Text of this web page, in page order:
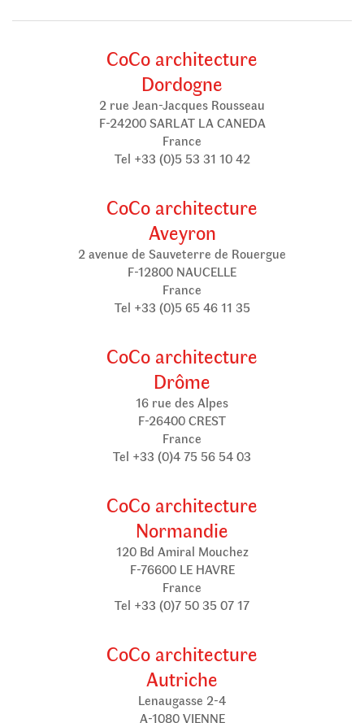
CoCo architecture
Dordogne
2 rue Jean-Jacques Rousseau
F-24200 SARLAT LA CANEDA
France
Tel +33 (0)5 53 31 10 42
CoCo architecture
Aveyron
2 avenue de Sauveterre de Rouergue
F-12800 NAUCELLE
France
Tel +33 (0)5 65 46 11 35
CoCo architecture
Drôme
16 rue des Alpes
F-26400 CREST
France
Tel +33 (0)4 75 56 54 03
CoCo architecture
Normandie
120 Bd Amiral Mouchez
F-76600 LE HAVRE
France
Tel +33 (0)7 50 35 07 17
CoCo architecture
Autriche
Lenaugasse 2-4
A-1080 VIENNE